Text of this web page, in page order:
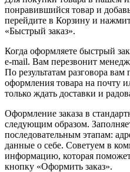
понравившийся товар и
перейдите в Корзину и
«Быстрый заказ».
Когда оформляете быстрый
e-mail. Вам перезвонит
По результатам разговора
оформления товара на почту
только ждать доставки и
Оформление заказа в
следующим образом.
последовательным этапам:
данные о себе. Советуем в
информацию, которая
кнопку «Оформить заказ».